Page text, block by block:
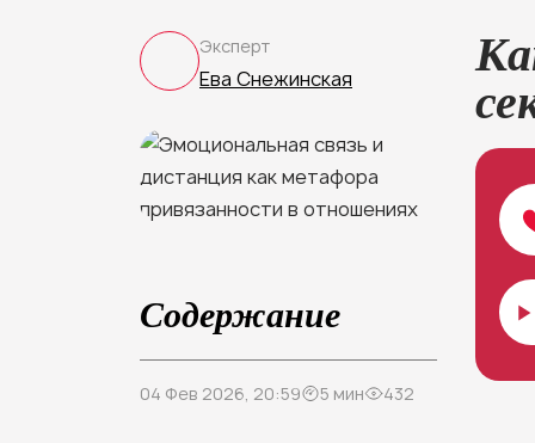
Эксперт
Ева Снежинская
Содержание
04 Фев 2026, 20:59 5 мин 432